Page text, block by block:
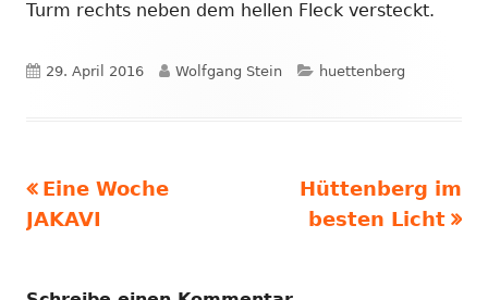
Turm rechts neben dem hellen Fleck versteckt.
Veröffentlicht
29. April 2016 Autor
Wolfgang Stein Kategorien
huettenberg
Beitragsnavigation
Vorheriger
Beitrag:
Eine Woche
JAKAVI
Nächster
Beitrag
Hüttenberg im
besten Licht